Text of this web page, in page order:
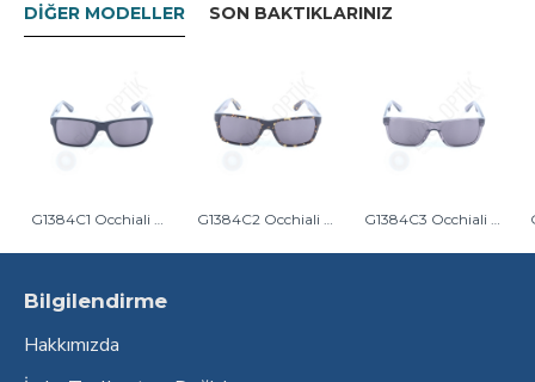
DIĞER MODELLER SON BAKTIKLARINIZ
G1384C1 Occhiali Di Gio Erkek Güneş Gözlüğü Siyah G1384C2 Occhiali Di Gio Erkek Güneş Gözlüğü SARI KIRÇILLI G1384C3 Occhiali Di Gio Erkek Güneş Gözlüğü Gri
Bilgilendirme
Hakkımızda